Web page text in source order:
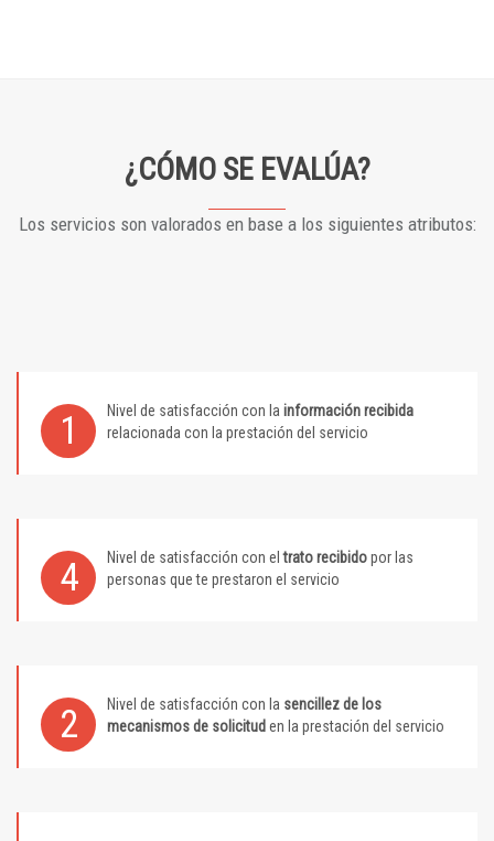
¿CÓMO SE EVALÚA?
Los servicios son valorados en base a los siguientes atributos:
1 Nivel de satisfacción con la información recibida
relacionada con la prestación del servicio
4 Nivel de satisfacción con eltrato recibidopor las
personas que te prestaron el servicio
2 Nivel de satisfacción con la sencillez de los
mecanismos de solicitud en la prestación del servicio